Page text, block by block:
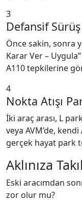
3
Defansif Sürüş
Önce sakin, sonra
Karar Ver –
A110 tepkilerine
4
Nokta Atışı
İki araç arası, L
veya AVM’de, kendi
gerçek hayat park
Aklınıza
Eski aracımdan
zor olur mu?